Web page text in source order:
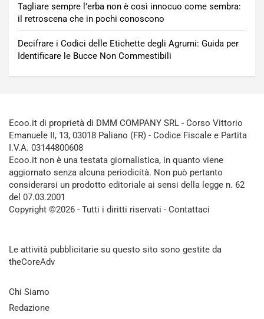
Tagliare sempre l’erba non è così innocuo come sembra:
il retroscena che in pochi conoscono
Decifrare i Codici delle Etichette degli Agrumi: Guida per
Identificare le Bucce Non Commestibili
Ecoo.it di proprietà di DMM COMPANY SRL - Corso Vittorio
Emanuele II, 13, 03018 Paliano (FR) - Codice Fiscale e Partita
I.V.A. 03144800608
Ecoo.it non è una testata giornalistica, in quanto viene
aggiornato senza alcuna periodicità. Non può pertanto
considerarsi un prodotto editoriale ai sensi della legge n. 62
del 07.03.2001
Copyright ©2026 - Tutti i diritti riservati - Contattaci
Le attività pubblicitarie su questo sito sono gestite da
theCoreAdv
Chi Siamo
Redazione